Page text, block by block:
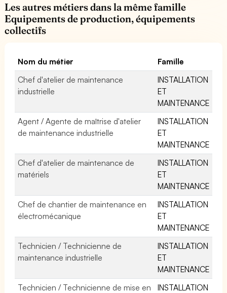
Les autres métiers dans la même famille
Equipements de production, équipements
collectifs
Nom du métier
Famille
Chef d'atelier de maintenance
industrielle
INSTALLATION
ET
MAINTENANCE
Agent / Agente de maîtrise d'atelier
de maintenance industrielle
INSTALLATION
ET
MAINTENANCE
Chef d'atelier de maintenance de
matériels
INSTALLATION
ET
MAINTENANCE
Chef de chantier de maintenance en
électromécanique
INSTALLATION
ET
MAINTENANCE
Technicien / Technicienne de
maintenance industrielle
INSTALLATION
ET
MAINTENANCE
Technicien / Technicienne de mise en
INSTALLATION